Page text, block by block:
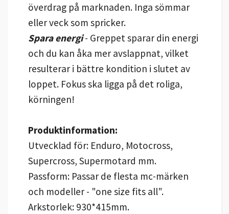
överdrag på marknaden. Inga sömmar
eller veck som spricker.
Spara energi - Greppet sparar din energi
och du kan åka mer avslappnat, vilket
resulterar i bättre kondition i slutet av
loppet. Fokus ska ligga på det roliga,
körningen!
Produktinformation:
Utvecklad för: Enduro, Motocross,
Supercross, Supermotard mm.
Passform: Passar de flesta mc-märken
och modeller - "one size fits all".
Arkstorlek: 930*415mm.